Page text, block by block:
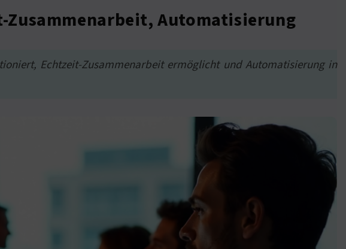
Zusammenarbeit, Automatisierung
Echtzeit-Zusammenarbeit ermöglicht und Automatisierung in